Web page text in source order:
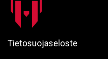
Tietosuojaseloste